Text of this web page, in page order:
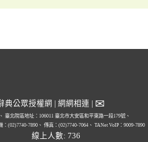
典公眾授權網 網網相連 ✉
臺北院區地址：106011 臺北市大安區和平東路一段179號、
：(02)7740-7890、 傳真：(02)7740-7064、 TANet VoIP：9009-7890
線上人數: 736